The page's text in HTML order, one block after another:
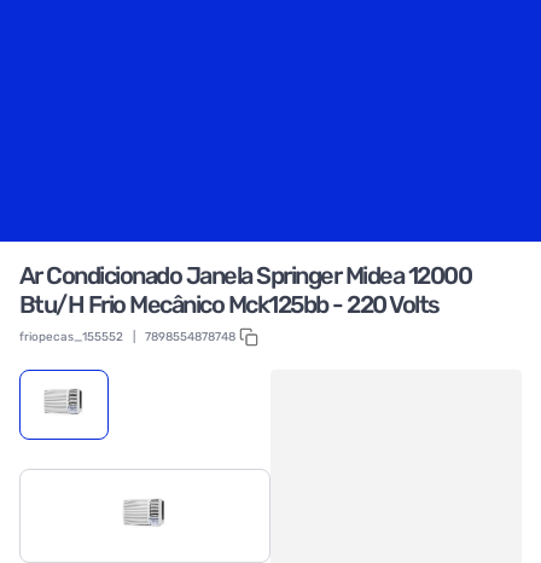
Ar Condicionado Janela Springer Midea 12000
Btu/H Frio Mecânico Mck125bb - 220 Volts
friopecas_155552 7898554878748